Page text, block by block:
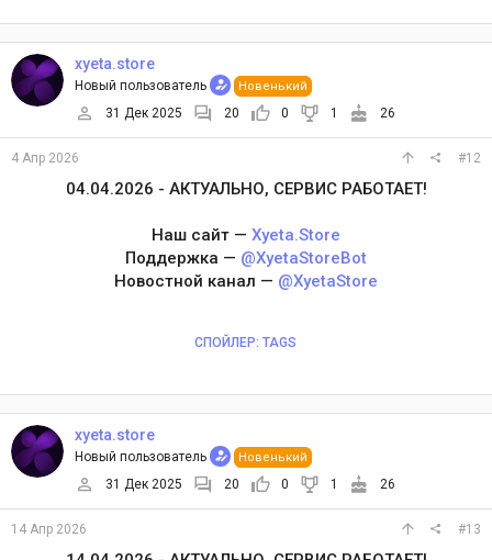
xyeta.store
Новый пользователь Новенький
31 Дек 2025 20 0 1 26
4 Апр 2026 #12
04.04.2026 - АКТУАЛЬНО, СЕРВИС РАБОТАЕТ!
Наш сайт — Xyeta.Store
Поддержка — @XyetaStoreBot
Новостной канал — @XyetaStore
СПОЙЛЕР: TAGS
xyeta.store
Новый пользователь Новенький
31 Дек 2025 20 0 1 26
14 Апр 2026 #13